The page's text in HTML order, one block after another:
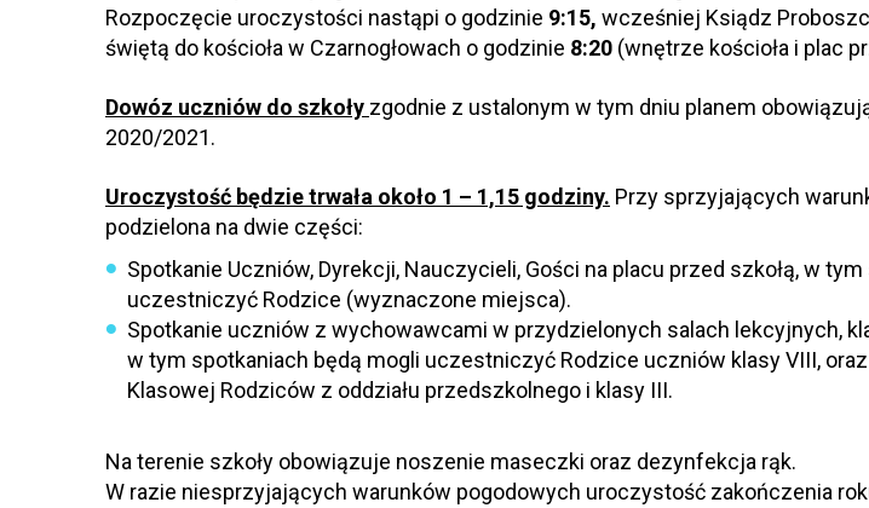
Rozpoczęcie uroczystości nastąpi o godzinie 9:15, wcześniej Ksiądz
świętą do kościoła w Czarnogłowach o godzinie 8:20 (wnętrze kościoła i plac
Dowóz uczniów do szkoły zgodnie z ustalonym w tym dniu planem
2020/2021.
Uroczystość będzie trwała około 1 – 1,15 godziny. Przy sprzyjających
podzielona na dwie części:
Spotkanie Uczniów, Dyrekcji, Nauczycieli, Gości na placu przed szkołą, w
uczestniczyć Rodzice (wyznaczone miejsca).
Spotkanie uczniów z wychowawcami w przydzielonych salach lekcyjnych,
w tym spotkaniach będą mogli uczestniczyć Rodzice uczniów klasy VIII,
Klasowej Rodziców z oddziału przedszkolnego i klasy III.
Na terenie szkoły obowiązuje noszenie maseczki oraz dezynfekcja rąk.
W razie niesprzyjających warunków pogodowych uroczystość zakończenia